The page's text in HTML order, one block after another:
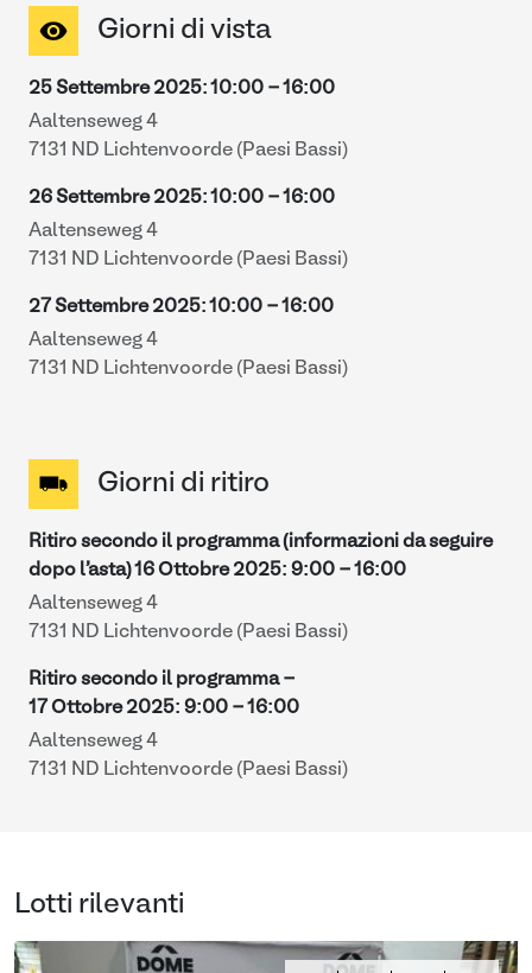
Giorni di vista
25 Settembre 2025: 10:00 - 16:00
Aaltenseweg 4
7131 ND Lichtenvoorde (Paesi Bassi)
26 Settembre 2025: 10:00 - 16:00
Aaltenseweg 4
7131 ND Lichtenvoorde (Paesi Bassi)
27 Settembre 2025: 10:00 - 16:00
Aaltenseweg 4
7131 ND Lichtenvoorde (Paesi Bassi)
Giorni di ritiro
Ritiro secondo il programma (informazioni da seguire
dopo l'asta)16 Ottobre 2025: 9:00 - 16:00
Aaltenseweg 4
7131 ND Lichtenvoorde (Paesi Bassi)
Ritiro secondo il programma -
17 Ottobre 2025: 9:00 - 16:00
Aaltenseweg 4
7131 ND Lichtenvoorde (Paesi Bassi)
Lotti rilevanti